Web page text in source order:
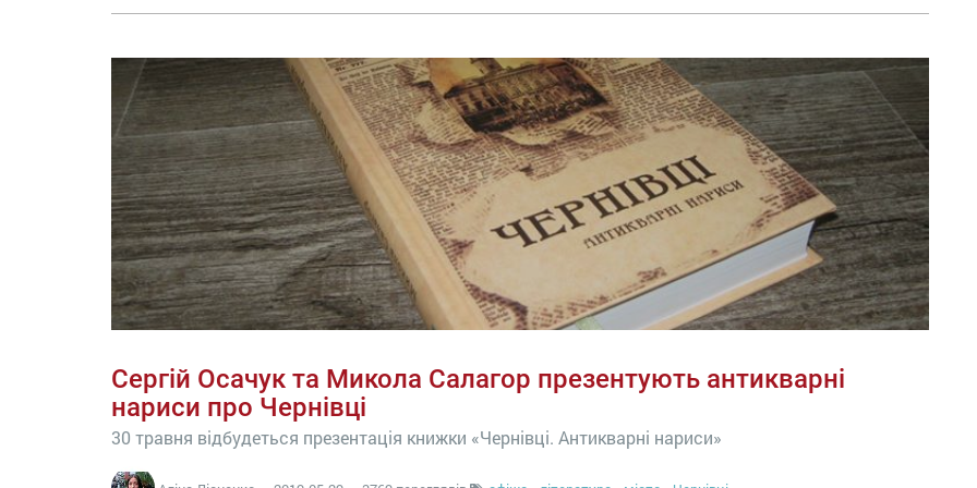
Сергій Осачук та Микола Салагор презентують антикварні
нариси про Чернівці
30 травня відбудеться презентація книжки «Чернівці. Антикварні нариси»